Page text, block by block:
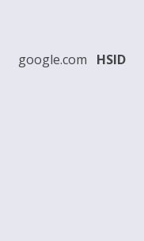
google.com HSID